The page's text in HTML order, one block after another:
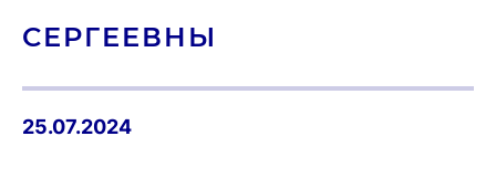
СЕР­ГЕ­ЕВ­НЫ
25.07.2024